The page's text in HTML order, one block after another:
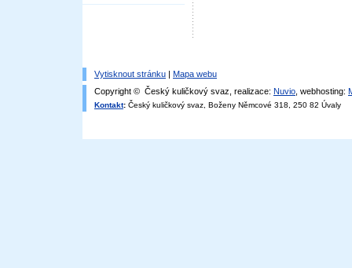
Vytisknout stránku | Mapa webu
Copyright © Český kuličkový svaz, realizace: Nuvio , webhosting:
Kontakt: Český kuličkový svaz, Boženy Němcové 318, 250 82 Úvaly